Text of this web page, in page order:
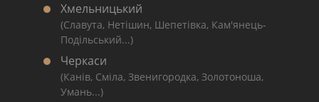
Хмельницький
(Славута, Нетішин, Шепетівка, Кам'янець-
Подільський...)
Черкаси
(Канів, Сміла, Звенигородка, Золотоноша,
Умань...)